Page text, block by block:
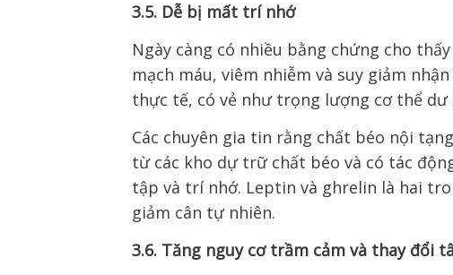
3.5. Dễ bị mất trí nhớ
Ngày càng có nhiều bằng chứng cho
mạch máu, viêm nhiễm và suy giảm
thực tế, có vẻ như trọng lượng cơ thể
Các chuyên gia tin rằng chất béo nội
từ các kho dự trữ chất béo và có tác
tập và trí nhớ. Leptin và ghrelin là hai
giảm cân tự nhiên.
3.6. Tăng nguy cơ trầm cảm và thay đổi